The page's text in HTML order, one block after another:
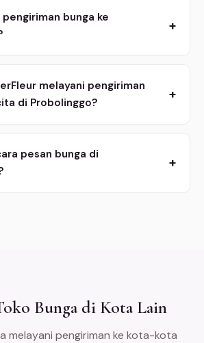
bunga ke
+
melayani pengiriman
di Probolinggo?
+
pesan bunga di
+
Bunga di Kota Lain
melayani pengiriman ke kota-kota